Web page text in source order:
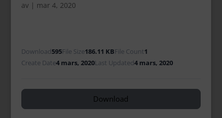
av | mar 4, 2020
Download595File Size186.11 KBFile Count1
Create Date4 mars, 2020Last Updated4 mars, 2020
Download